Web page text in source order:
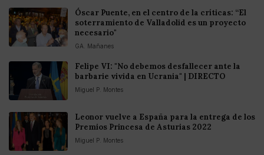
Óscar Puente, en el centro de la críticas: “El
soterramiento de Valladolid es un proyecto
necesario"
GA. Mañanes
Felipe VI: "No debemos desfallecer ante la
barbarie vivida en Ucrania" | DIRECTO
Miguel P. Montes
Leonor vuelve a España para la entrega de los
Premios Princesa de Asturias 2022
Miguel P. Montes